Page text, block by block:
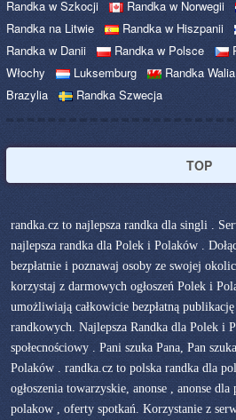
Randka w Szkocji
Randka w Norwegii
Randka na Litwie
Randka w Hiszpanii
Randka w Danii
Randka w Polsce
Włochy
Luksemburg Randka Walia
Brazylia
Randka Szwecja
TOP
randka.cz to najlepsza randka dla singli .
najlepsza randka dla Polek i Polaków .
bezpłatnie i poznawaj osoby ze swojej
korzystaj z darmowych ogłoszeń Polek i
umożliwiają całkowicie bezpłatną
randkowych. Najlepsza Randka dla Polek i
społecnościowy . Pani szuka Pana, Pan
Polaków . randka.cz to polska randka dla
ogłoszenia towarzyskie, anonse , anonse
polakow , oferty spotkań. Korzystanie z